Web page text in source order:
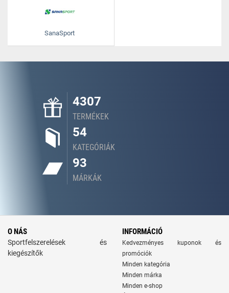
SanaSport
4307
TERMÉKEK
54
KATEGÓRIÁK
93
MÁRKÁK
O NÁS
Sportfelszerelések és
kiegészítők
INFORMÁCIÓ
Kedvezményes kuponok és
promóciók
Minden kategória
Minden márka
Minden e-shop